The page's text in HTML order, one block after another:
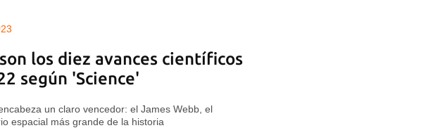
los diez avances científicos
según 'Science'
un claro vencedor: el James Webb, el
espacial más grande de la historia